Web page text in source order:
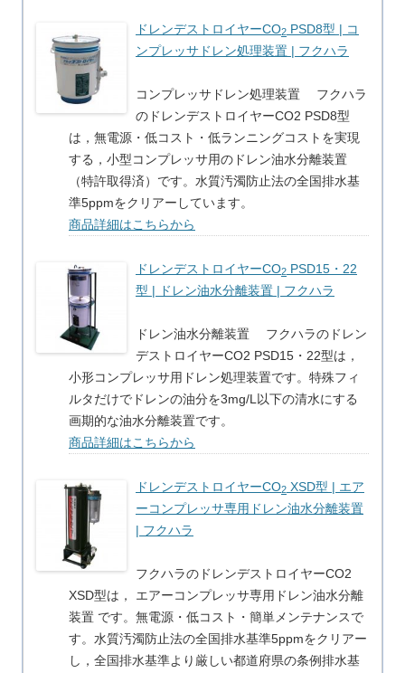
ドレンデストロイヤーCO2 PSD8型 | コ
ンプレッサドレン処理装置 | フクハラ
コンプレッサドレン処理装置 フクハラ
のドレンデストロイヤーCO2 PSD8型
は，無電源・低コスト・低ランニングコストを実現
する，小型コンプレッサ用のドレン油水分離装置
（特許取得済）です。水質汚濁防止法の全国排水基
準5ppmをクリアーしています。
商品詳細はこちらから
ドレンデストロイヤーCO2 PSD15・22
型 | ドレン油水分離装置 | フクハラ
ドレン油水分離装置 フクハラのドレン
デストロイヤーCO2 PSD15・22型は，
小形コンプレッサ用ドレン処理装置です。特殊フィ
ルタだけでドレンの油分を3mg/L以下の清水にする
画期的な油水分離装置です。
商品詳細はこちらから
ドレンデストロイヤーCO2 XSD型 | エア
ーコンプレッサ専用ドレン油水分離装置
| フクハラ
フクハラのドレンデストロイヤーCO2
XSD型は， エアーコンプレッサ専用ドレン油水分離
装置 です。無電源・低コスト・簡単メンテナンスで
す。水質汚濁防止法の全国排水基準5ppmをクリアー
し，全国排水基準より厳しい都道府県の条例排水基